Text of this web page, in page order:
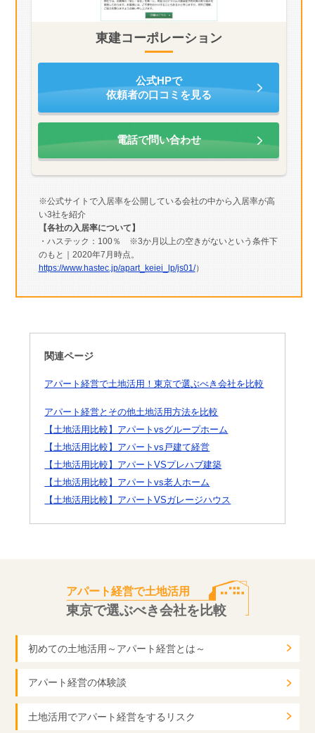
東建コーポレーション
公式HPで
依頼者の口コミを見る
電話で問い合わせ
※公式サイトで入居率を公開している会社の中から入居率が高
い3社を紹介
【各社の入居率について】
・ハステック：100％ ※3か月以上の空きがないという条件下
のもと｜2020年7月時点。
https://www.hastec.jp/apart_keiei_lp/js01/）
関連ページ
アパート経営で土地活用！東京で選ぶべき会社を比較
アパート経営とその他土地活用方法を比較
【土地活用比較】アパートvsグループホーム
【土地活用比較】アパートvs戸建て経営
【土地活用比較】アパートVSプレハブ建築
【土地活用比較】アパートvs老人ホーム
【土地活用比較】アパートVSガレージハウス
アパート経営で土地活用
東京で選ぶべき会社を比較
初めての土地活用～アパート経営とは～
アパート経営の体験談
土地活用でアパート経営をするリスク